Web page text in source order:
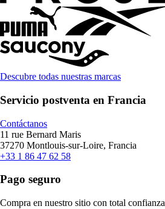
Descubre todas nuestras marcas
Servicio postventa en Francia
Contáctanos
11 rue Bernard Maris
37270 Montlouis-sur-Loire, Francia
+33 1 86 47 62 58
Pago seguro
Compra en nuestro sitio con total confianza